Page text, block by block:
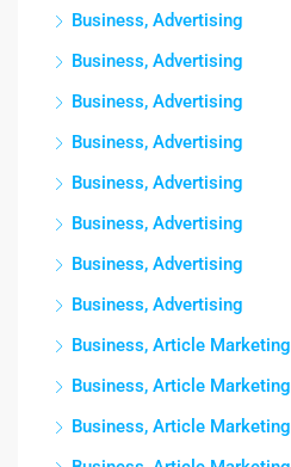
Business, Advertising
Business, Advertising
Business, Advertising
Business, Advertising
Business, Advertising
Business, Advertising
Business, Advertising
Business, Advertising
Business, Article Marketing
Business, Article Marketing
Business, Article Marketing